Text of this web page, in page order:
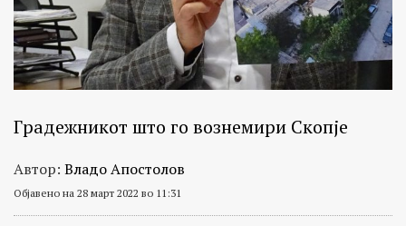
Градежникот што го вознемири Скопје
Автор: Владо Апостолов
Објавено на 28 март 2022 во 11:31